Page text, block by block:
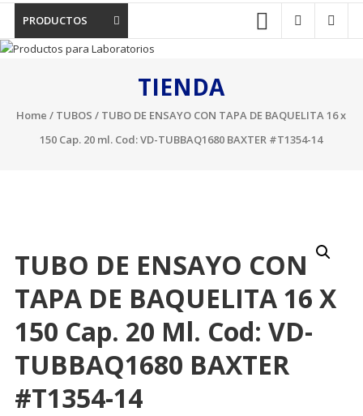
PRODUCTOS
TIENDA
Home / TUBOS / TUBO DE ENSAYO CON TAPA DE BAQUELITA 16 x
150 Cap. 20 ml. Cod: VD-TUBBAQ1680 BAXTER #T1354-14
TUBO DE ENSAYO CON
TAPA DE BAQUELITA 16 X
150 Cap. 20 Ml. Cod: VD-
TUBBAQ1680 BAXTER
#T1354-14